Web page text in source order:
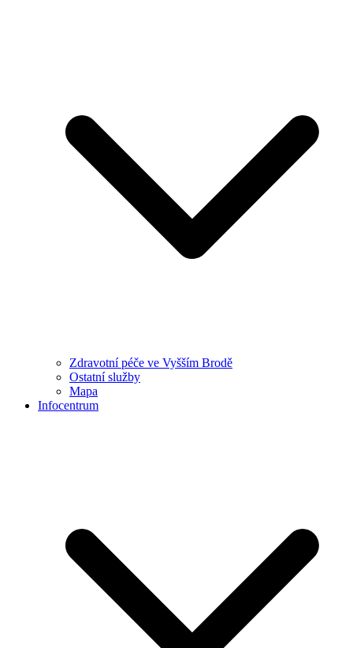
Zdravotní péče ve Vyšším Brodě
Ostatní služby
Mapa
Infocentrum